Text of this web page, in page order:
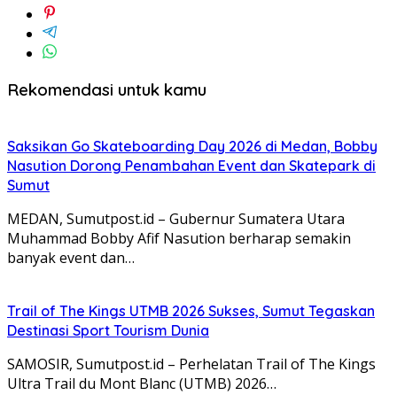
Rekomendasi untuk kamu
Saksikan Go Skateboarding Day 2026 di Medan, Bobby
Nasution Dorong Penambahan Event dan Skatepark di
Sumut
MEDAN, Sumutpost.id – Gubernur Sumatera Utara
Muhammad Bobby Afif Nasution berharap semakin
banyak event dan…
Trail of The Kings UTMB 2026 Sukses, Sumut Tegaskan
Destinasi Sport Tourism Dunia
SAMOSIR, Sumutpost.id – Perhelatan Trail of The Kings
Ultra Trail du Mont Blanc (UTMB) 2026…